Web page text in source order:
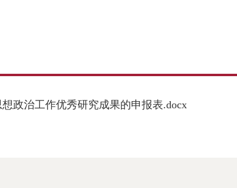
政治工作优秀研究成果的申报表.docx